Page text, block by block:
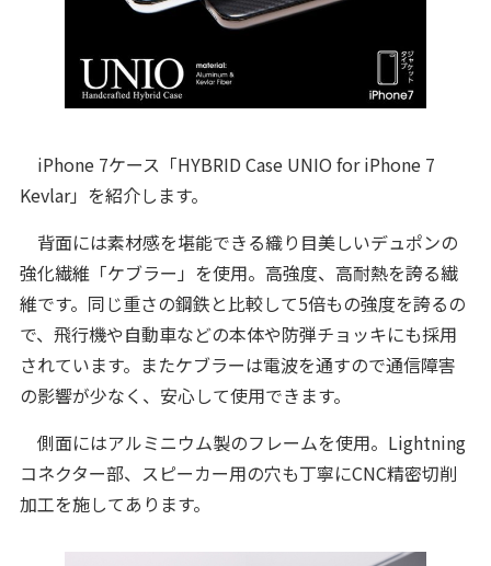
iPhone 7ケース「HYBRID Case UNIO for iPhone 7
Kevlar」を紹介します。
背面には素材感を堪能できる織り目美しいデュポンの
強化繊維「ケブラー」を使用。高強度、高耐熱を誇る繊
維です。同じ重さの鋼鉄と比較して5倍もの強度を誇るの
で、飛行機や自動車などの本体や防弾チョッキにも採用
されています。またケブラーは電波を通すので通信障害
の影響が少なく、安心して使用できます。
側面にはアルミニウム製のフレームを使用。Lightning
コネクター部、スピーカー用の穴も丁寧にCNC精密切削
加工を施してあります。